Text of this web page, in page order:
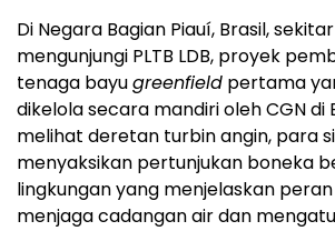
Di Negara Bagian Piauí, Brasil,
mengunjungi PLTB LDB, proyek
tenaga bayugreenfield pertama
dikelola secara mandiri oleh CGN di
melihat deretan turbin angin, para
menyaksikan pertunjukan boneka
lingkungan yang menjelaskan
menjaga cadangan air dan